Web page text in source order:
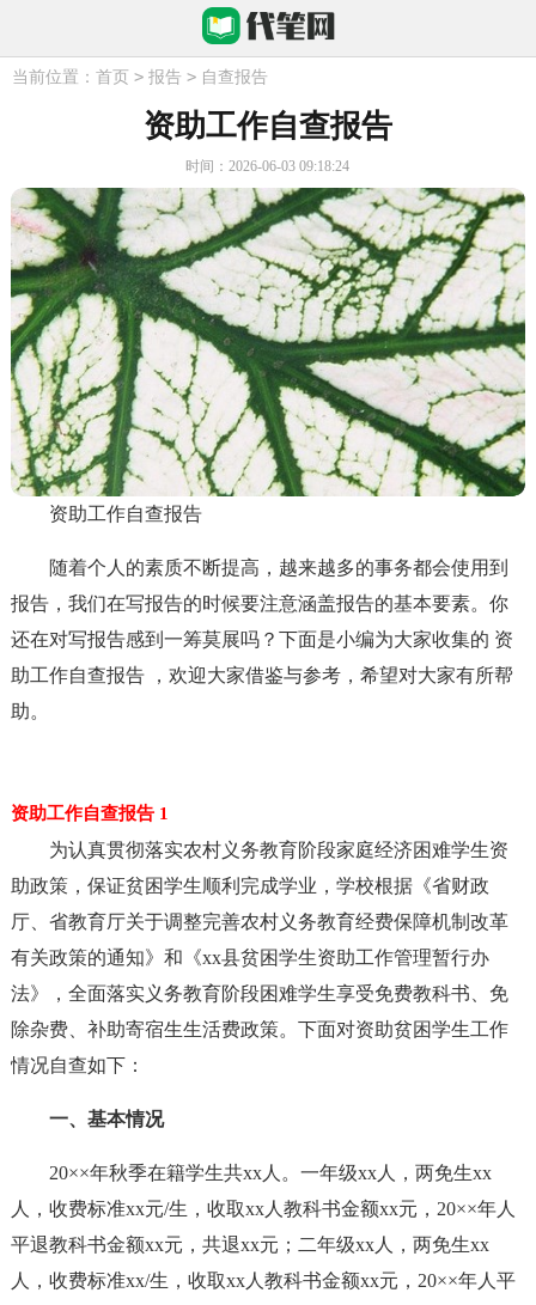
当前位置： 首页 > 报告 > 自查报告
资助工作自查报告
时间：2026-06-03 09:18:24
资助工作自查报告
随着个人的素质不断提高，越来越多的事务都会使用到
报告，我们在写报告的时候要注意涵盖报告的基本要素。你
还在对写报告感到一筹莫展吗？下面是小编为大家收集的 资
助工作自查报告 ，欢迎大家借鉴与参考，希望对大家有所帮
助。
资助工作自查报告 1
为认真贯彻落实农村义务教育阶段家庭经济困难学生资
助政策，保证贫困学生顺利完成学业，学校根据《省财政
厅、省教育厅关于调整完善农村义务教育经费保障机制改革
有关政策的通知》和《xx县贫困学生资助工作管理暂行办
法》，全面落实义务教育阶段困难学生享受免费教科书、免
除杂费、补助寄宿生生活费政策。下面对资助贫困学生工作
情况自查如下：
一、基本情况
20××年秋季在籍学生共xx人。一年级xx人，两免生xx
人，收费标准xx元/生，收取xx人教科书金额xx元，20××年人
平退教科书金额xx元，共退xx元；二年级xx人，两免生xx
人，收费标准xx/生，收取xx人教科书金额xx元，20××年人平